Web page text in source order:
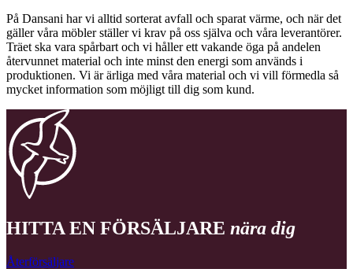
På Dansani har vi alltid sorterat avfall och sparat värme, och när det
gäller våra möbler ställer vi krav på oss själva och våra leverantörer.
Träet ska vara spårbart och vi håller ett vakande öga på andelen
återvunnet material och inte minst den energi som används i
produktionen. Vi är ärliga med våra material och vi vill förmedla så
mycket information som möjligt till dig som kund.
HITTA EN FÖRSÄLJARE nära dig
Återförsäljare